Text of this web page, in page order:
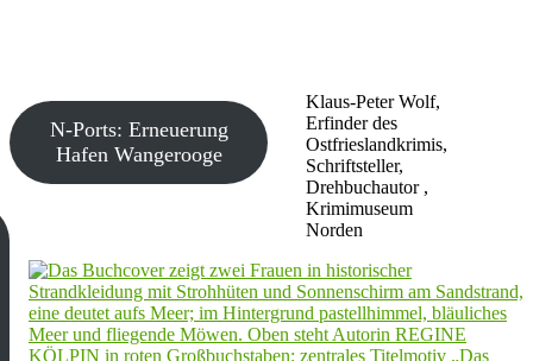
Klaus-Peter Wolf,
Erfinder des
Ostfrieslandkrimis,
Schriftsteller,
Drehbuchautor ,
Krimimuseum
Norden
N-Ports: Erneuerung
Hafen Wangerooge